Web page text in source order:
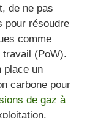
de ne pas
pour résoudre
comme
(PoW).
place un
carbone pour
de gaz à